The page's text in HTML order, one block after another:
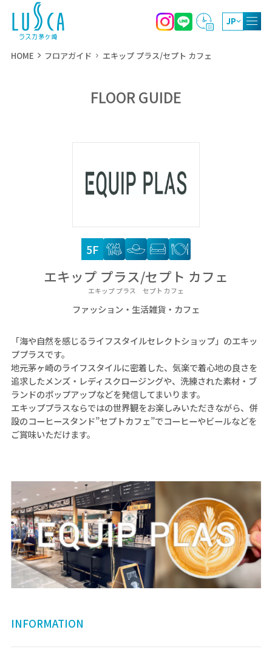
JP
HOME フロアガイド エキップ プラス/セプト カフェ
FLOOR GUIDE
5F
エキップ プラス/セプト カフェ
エキップ プラス セプト カフェ
ファッション・生活雑貨・カフェ
「海や自然を感じるライフスタイルセレクトショップ」のエキッ
ププラスです。
地元茅ヶ崎のライフスタイルに密着した、気楽で着心地の良さを
追求したメンズ・レディスクロージングや、洗練された素材・ブ
ランドのポップアップなどを発信してまいります。
エキッププラスならではの世界観をお楽しみいただきながら、併
設のコーヒースタンド”セプトカフェ”でコーヒーやビールなどを
ご賞味いただけます。
INFORMATION